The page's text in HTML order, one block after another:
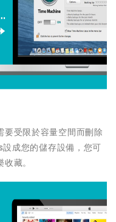
受限於容量空間而刪除
成您的儲存設備，您可
藏。